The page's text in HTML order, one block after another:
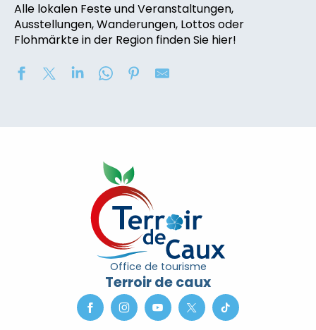
Alle lokalen Feste und Veranstaltungen,
Ausstellungen, Wanderungen, Lottos oder
Flohmärkte in der Region finden Sie hier!
Concours de châteaux de sable
Marché nocturne
Exposition de peinture : Elisabeth Haloo Joye et
Exposition de peinture - Karine Duriez
Exposition : Bénédicte, Cédric & René Vardon
[Exposition] Peinture comme photo, photo comme
Stage de natation 2026
Exposition : au jardin potager
Marche douce et botanique
Concerts à l'Envers du Croco
Office de tourisme
Terroir de caux